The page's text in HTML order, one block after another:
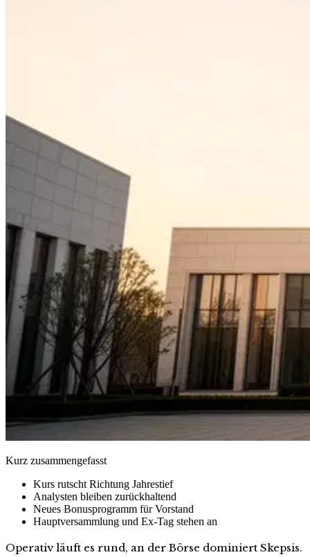
Kurz zusammengefasst
Kurs rutscht Richtung Jahrestief
Analysten bleiben zurückhaltend
Neues Bonusprogramm für Vorstand
Hauptversammlung und Ex-Tag stehen an
Operativ läuft es rund, an der Börse dominiert Skepsis.